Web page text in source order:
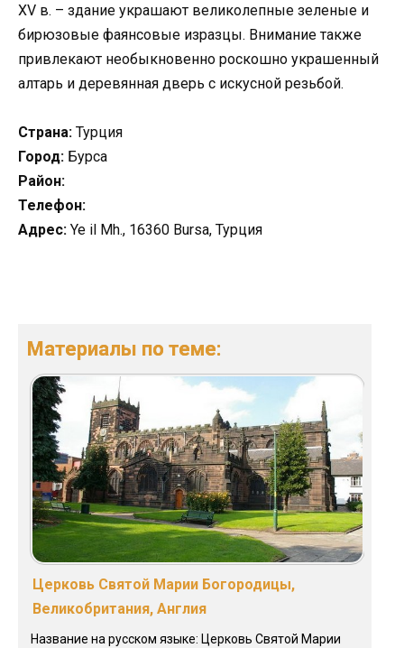
XV в. – здание украшают великолепные зеленые и
бирюзовые фаянсовые изразцы. Внимание также
привлекают необыкновенно роскошно украшенный
алтарь и деревянная дверь с искусной резьбой.
Страна: Турция
Город: Бурса
Район:
Телефон:
Адрес: Ye il Mh., 16360 Bursa, Турция
Материалы по теме:
Церковь Святой Марии Богородицы,
Великобритания, Англия
Название на русском языке: Церковь Святой Марии